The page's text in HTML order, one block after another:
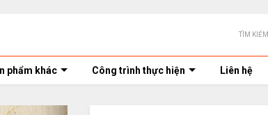
TÌM KIẾM
phẩm khác Công trình thực hiện Liên hệ